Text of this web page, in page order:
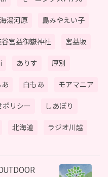
湯河原 島みやえい子
谷宮益御嶽神社 宮益坂
ありす 厚別
白もあ モアマニア
ポリシー しあぽり
北海道 ラジオ川越